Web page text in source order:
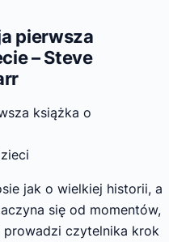
pierwsza
– Steve
jak o wielkiej historii, a
się od momentów,
czytelnika krok